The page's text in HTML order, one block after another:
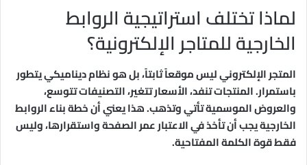
لماذا تختلف استراتيجية الروابط
الخارجية للمتاجر الإلكترونية؟
المتجر الإلكتروني ليس موقعاً ثابتاً، بل هو نظام ديناميكي يتطور
باستمرار. المنتجات تنفد، الأسعار تتغير، التصنيفات تتوسع،
والعروض الموسمية تأتي وتذهب. هذا يعني أن خطة بناء الروابط
الخارجية يجب أن تأخذ في الاعتبار عمر الصفحة واستقرارها، وليس
فقط قوة الكلمة المفتاحية.